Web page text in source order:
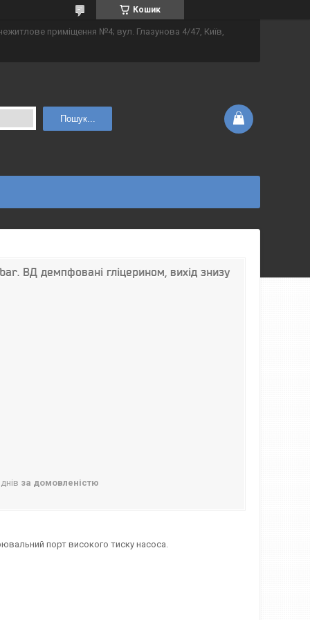
Кошик
приміщення №4; вул. Глазунова 4/47, Київ,
Пошук...
ВД демпфовані гліцерином, вихід знизу
за домовленістю
порт високого тиску насоса.